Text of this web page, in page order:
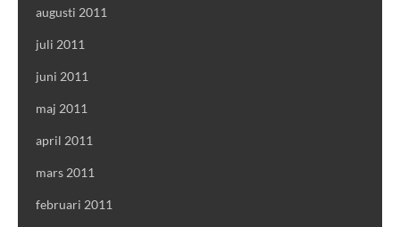
augusti 2011
juli 2011
juni 2011
maj 2011
april 2011
mars 2011
februari 2011